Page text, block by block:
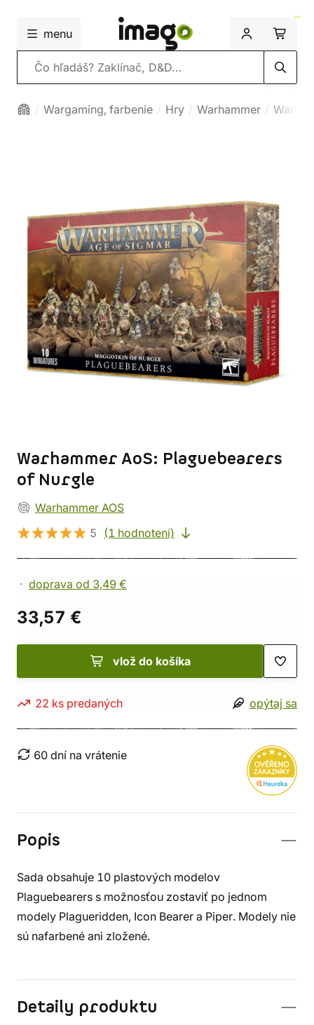
menu
Vyhľadávanie
Wargaming, farbenie Hry Warhammer
Warhammer AoS: Plaguebearers
of Nurgle
Warhammer AOS
5
(1 hodnotení)
doprava od 3,49 €
33,57 €
vlož do košíka
22 ks predaných opýtaj sa
60 dní na vrátenie
Popis
Sada obsahuje 10 plastových modelov
Plaguebearers s možnosťou zostaviť po jednom
modely Plagueridden, Icon Bearer a Piper. Modely nie
sú nafarbené ani zložené.
Detaily produktu